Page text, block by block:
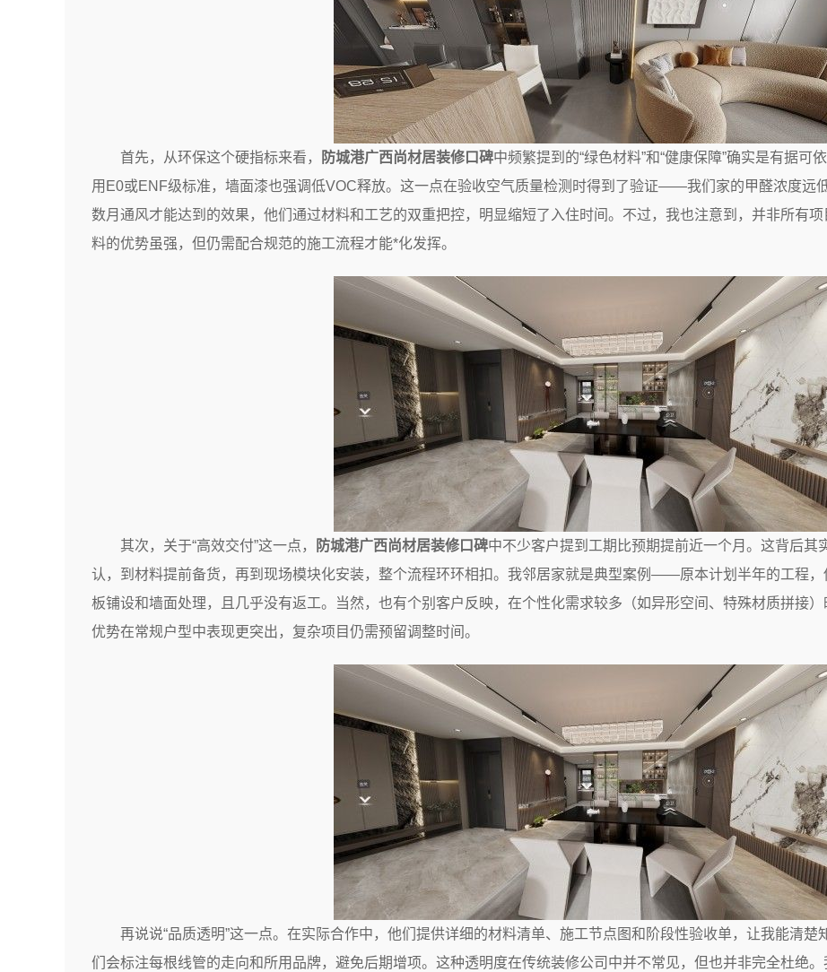
首先，从环保这个硬指标来看， 防城港广西尚材居装修口碑中频繁提到的“绿色材料”和“健康保障”确实是有据
用E0或ENF级标准，墙面漆也强调低VOC释放。这一点在验收空气质量检测时得到了验证——我们家的甲醛浓度远
数月通风才能达到的效果，他们通过材料和工艺的双重把控，明显缩短了入住时间。不过，我也注意到，并非所有
料的优势虽强，但仍需配合规范的施工流程才能*化发挥。
其次，关于“高效交付”这一点， 防城港广西尚材居装修口碑中不少客户提到工期比预期提前近一个月。这背后其
认，到材料提前备货，再到现场模块化安装，整个流程环环相扣。我邻居家就是典型案例——原本计划半年的工程
板铺设和墙面处理，且几乎没有返工。当然，也有个别客户反映，在个性化需求较多（如异形空间、特殊材质拼接
优势在常规户型中表现更突出，复杂项目仍需预留调整时间。
再说说“品质透明”这一点。在实际合作中，他们提供详细的材料清单、施工节点图和阶段性验收单，让我能清
们会标注每根线管的走向和所用品牌，避免后期增项。这种透明度在传统装修公司中并不常见，但也并非完全杜绝